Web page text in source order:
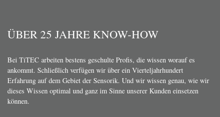
ÜBER 25 JAHRE KNOW-HOW
Bei TiTEC arbeiten bestens geschulte Profis, die wissen worauf es
ankommt. Schließlich verfügen wir über ein Vierteljahrhundert
Erfahrung auf dem Gebiet der Sensorik. Und wir wissen genau, wie wir
dieses Wissen optimal und ganz im Sinne unserer Kunden einsetzen
können.